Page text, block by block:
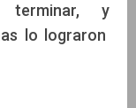
y
lo lograron